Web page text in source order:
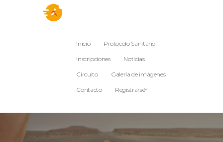
Inicio Protocolo Sanitario
Inscripciones Noticias
Circuito Galería de imágenes
Contacto Registrarse